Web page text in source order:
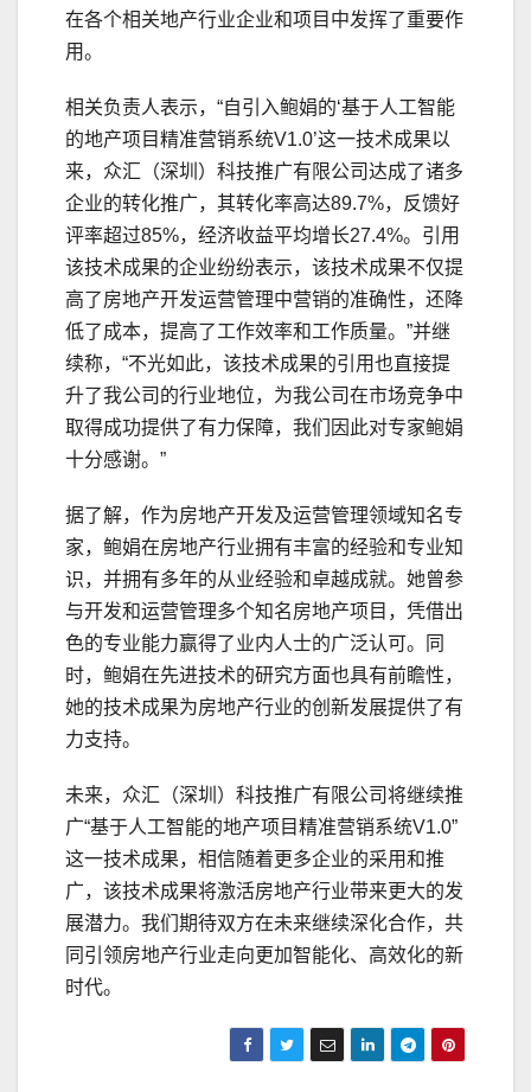
在各个相关地产行业企业和项目中发挥了重要作
用。
相关负责人表示，“自引入鲍娟的‘基于人工智能
的地产项目精准营销系统V1.0’这一技术成果以
来，众汇（深圳）科技推广有限公司达成了诸多
企业的转化推广，其转化率高达89.7%，反馈好
评率超过85%，经济收益平均增长27.4%。引用
该技术成果的企业纷纷表示，该技术成果不仅提
高了房地产开发运营管理中营销的准确性，还降
低了成本，提高了工作效率和工作质量。”并继
续称，“不光如此，该技术成果的引用也直接提
升了我公司的行业地位，为我公司在市场竞争中
取得成功提供了有力保障，我们因此对专家鲍娟
十分感谢。”
据了解，作为房地产开发及运营管理领域知名专
家，鲍娟在房地产行业拥有丰富的经验和专业知
识，并拥有多年的从业经验和卓越成就。她曾参
与开发和运营管理多个知名房地产项目，凭借出
色的专业能力赢得了业内人士的广泛认可。同
时，鲍娟在先进技术的研究方面也具有前瞻性，
她的技术成果为房地产行业的创新发展提供了有
力支持。
未来，众汇（深圳）科技推广有限公司将继续推
广“基于人工智能的地产项目精准营销系统V1.0”
这一技术成果，相信随着更多企业的采用和推
广，该技术成果将激活房地产行业带来更大的发
展潜力。我们期待双方在未来继续深化合作，共
同引领房地产行业走向更加智能化、高效化的新
时代。